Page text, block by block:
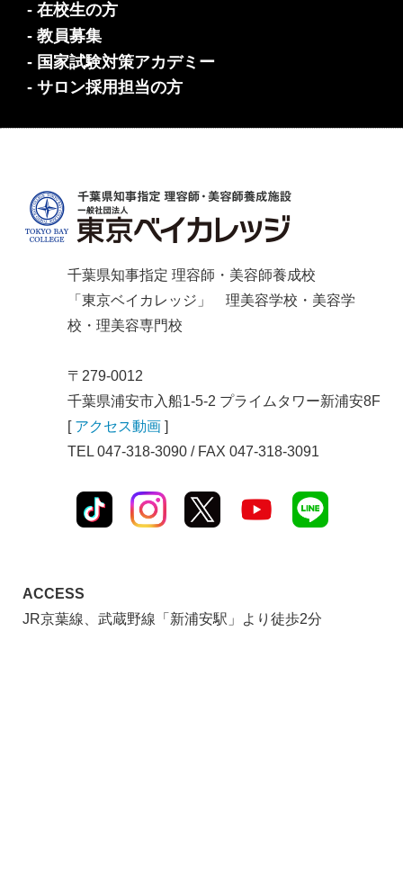
- 在校生の方
- 教員募集
- 国家試験対策アカデミー
- サロン採用担当の方
千葉県知事指定 理容師・美容師養成校
「東京ベイカレッジ」 理美容学校・美容学
校・理美容専門校
〒279-0012
千葉県浦安市入船1-5-2 プライムタワー新浦安8F
[ アクセス動画 ]
TEL 047-318-3090 / FAX 047-318-3091
ACCESS
JR京葉線、武蔵野線「新浦安駅」より徒歩2分